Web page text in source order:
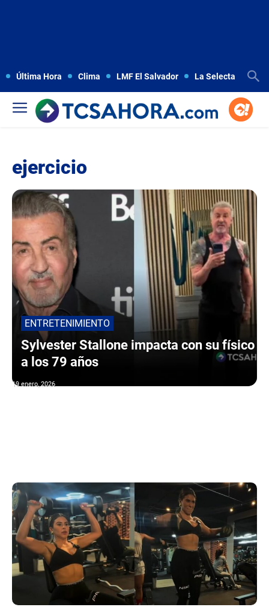
Última Hora Clima LMF El Salvador La Selecta
ejercicio
ENTRETENIMIENTO
Sylvester Stallone impacta con su físico
a los 79 años
19 enero, 2026